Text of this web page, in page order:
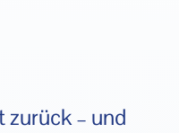
zurück – und